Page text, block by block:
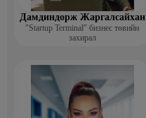
Дамдиндорж Жаргалсайхан
"Startup Terminal" бизнес төвийн
захирал